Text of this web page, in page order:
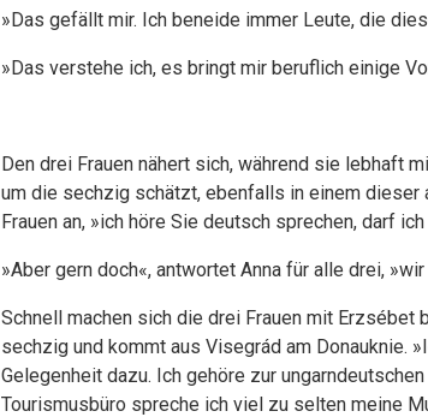
»Das gefällt mir. Ich beneide immer Leute, die
»Das verstehe ich, es bringt mir beruflich einige
Den drei Frauen nähert sich, während sie lebhaft
um die sechzig schätzt, ebenfalls in einem
Frauen an, »ich höre Sie deutsch sprechen, darf
»Aber gern doch«, antwortet Anna für alle drei,
Schnell machen sich die drei Frauen mit
sechzig und kommt aus Visegrád am Donauknie.
Gelegenheit dazu. Ich gehöre zur
Tourismusbüro spreche ich viel zu selten meine